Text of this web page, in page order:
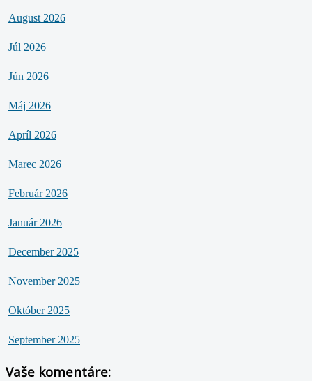
August 2026
Júl 2026
Jún 2026
Máj 2026
Apríl 2026
Marec 2026
Február 2026
Január 2026
December 2025
November 2025
Október 2025
September 2025
Vaše komentáre: